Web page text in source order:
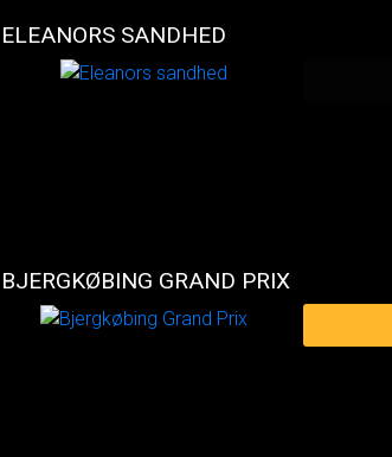
ELEANORS SANDHED
BJERGKØBING GRAND PRIX